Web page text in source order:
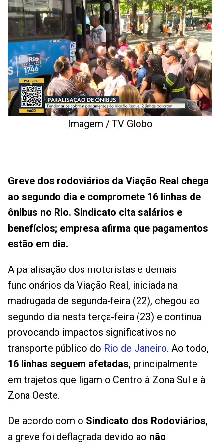
Imagem / TV Globo
Greve dos rodoviários da Viação Real chega
ao segundo dia e compromete 16 linhas de
ônibus no Rio. Sindicato cita salários e
benefícios; empresa afirma que pagamentos
estão em dia.
A paralisação dos motoristas e demais
funcionários da Viação Real, iniciada na
madrugada de segunda-feira (22), chegou ao
segundo dia nesta terça-feira (23) e continua
provocando impactos significativos no
transporte público do Rio de Janeiro. Ao todo,
16 linhas seguem afetadas, principalmente
em trajetos que ligam o Centro à Zona Sul e à
Zona Oeste.
De acordo com o Sindicato dos Rodoviários,
a greve foi deflagrada devido ao não